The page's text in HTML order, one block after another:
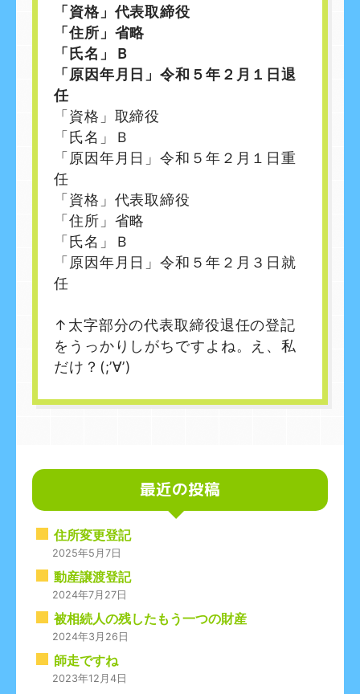
「資格」代表取締役
「住所」省略
「氏名」Ｂ
「原因年月日」令和５年２月１日退
任
「資格」取締役
「氏名」Ｂ
「原因年月日」令和５年２月１日重
任
「資格」代表取締役
「住所」省略
「氏名」Ｂ
「原因年月日」令和５年２月３日就
任
↑太字部分の代表取締役退任の登記
をうっかりしがちですよね。え、私
だけ？(;’∀’)
最近の投稿
住所変更登記
2025年5月7日
動産譲渡登記
2024年7月27日
被相続人の残したもう一つの財産
2024年3月26日
師走ですね
2023年12月4日